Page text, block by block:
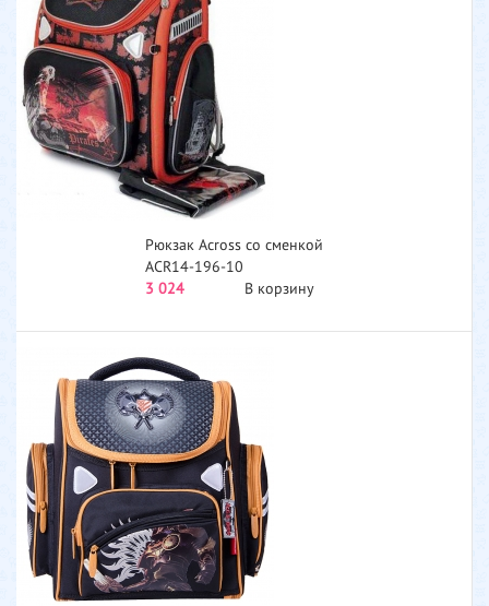
Рюкзак Across со сменкой
ACR14-196-10
3 024
В корзину